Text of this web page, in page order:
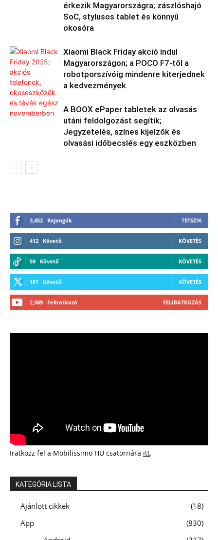
érkezik Magyarországra; zászlóshajó
SoC, stylusos tablet és könnyű
okosóra
Xiaomi Black Friday akció indul
Magyarországon; a POCO F7-től a
robotporszívóig mindenre kiterjednek
a kedvezmények
A BOOX ePaper tabletek az olvasás
utáni feldolgozást segítik;
Jegyzetelés, színes kijelzők és
olvasási időbecslés egy eszközben
3,452 Rajongók TETSZIK
412 Követő KÖVETÉS
59 Követő KÖVETÉS
101 Követő KÖVETÉS
2,589 Feliratkozó FELIRATKOZÁS
Iratkozz fel a Mobilissimo HU csatornára itt.
KATEGÓRIA LISTA
Ajánlott cikkek
18
App
830